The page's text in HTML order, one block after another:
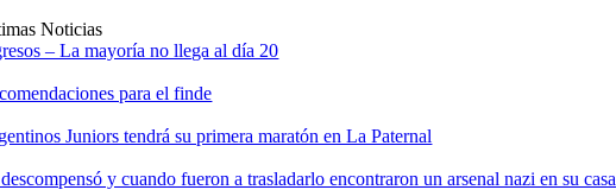
Noticias
– La mayoría no llega al día 20
para el finde
Juniors tendrá su primera maratón en La Paternal
y cuando fueron a trasladarlo encontraron un arsenal nazi en su casa